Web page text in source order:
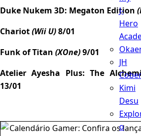
J-
Hero
JH
Kimi
Desu
o
Duke Nukem 3D: Megaton Edition
Chariot(Wii U)8/01
Funk of Titan (XOne)9/01
Atelier Ayesha Plus: The
13/01